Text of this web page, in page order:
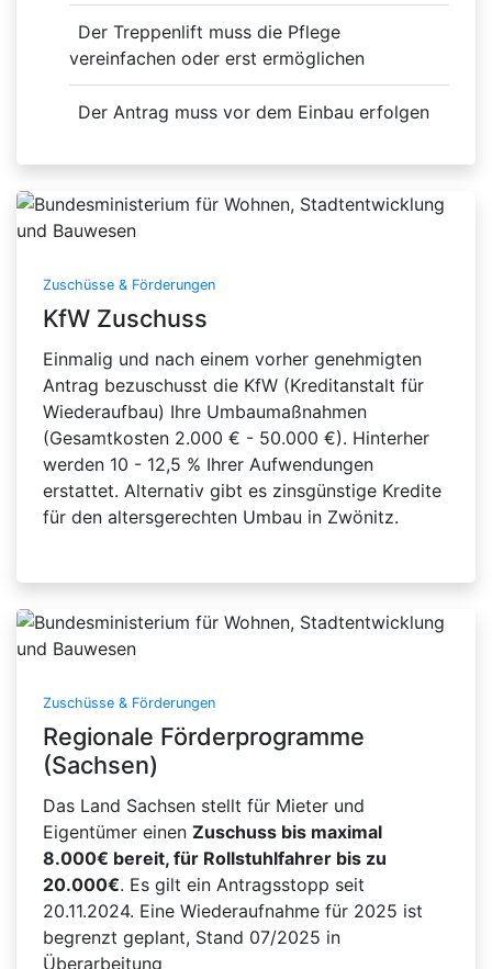
Der Treppenlift muss die Pflege
vereinfachen oder erst ermöglichen
Der Antrag muss vor dem Einbau erfolgen
Zuschüsse & Förderungen
KfW Zuschuss
Einmalig und nach einem vorher genehmigten
Antrag bezuschusst die KfW (Kreditanstalt für
Wiederaufbau) Ihre Umbaumaßnahmen
(Gesamtkosten 2.000 € - 50.000 €). Hinterher
werden 10 - 12,5 % Ihrer Aufwendungen
erstattet. Alternativ gibt es zinsgünstige Kredite
für den altersgerechten Umbau in Zwönitz.
Zuschüsse & Förderungen
Regionale Förderprogramme
(Sachsen)
Das Land Sachsen stellt für Mieter und
Eigentümer einen Zuschuss bis maximal
8.000€ bereit, für Rollstuhlfahrer bis zu
20.000€. Es gilt ein Antragsstopp seit
20.11.2024. Eine Wiederaufnahme für 2025 ist
begrenzt geplant, Stand 07/2025 in
Überarbeitung